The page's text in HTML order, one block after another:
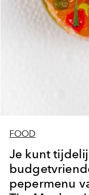
FOOD
Je kunt
pepermenu